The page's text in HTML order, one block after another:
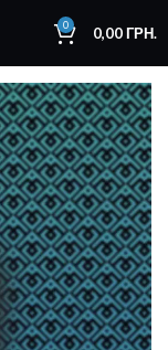
0 0,00ГРН.